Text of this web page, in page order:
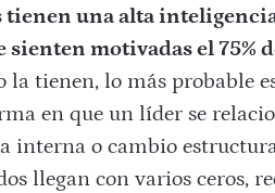
una alta
sienten motivadas el 75%
tienen, lo más probable
en que un líder se
interna o cambio
llegan con varios ceros,